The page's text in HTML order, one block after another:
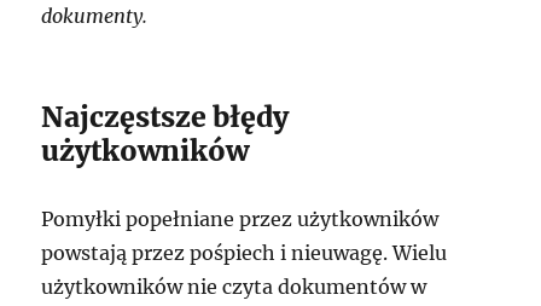
dokumenty.
Najczęstsze błędy
użytkowników
Pomyłki popełniane przez użytkowników
powstają przez pośpiech i nieuwagę. Wielu
użytkowników nie czyta dokumentów w